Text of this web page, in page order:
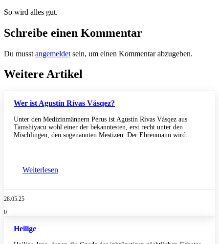
So wird alles gut.
Schreibe einen Kommentar
Du musst angemeldet sein, um einen Kommentar abzugeben.
Weitere Artikel
Wer ist Agustín Rívas Vásqez?
Unter den Medizinmännern Perus ist Agustín Rívas Vásqez aus
Tamshiyacu wohl einer der bekanntesten, erst recht unter den
Mischlingen, den sogenannten Mestizen. Der Ehrenmann wird...
Weiterlesen
28.05.25
0
Heilige